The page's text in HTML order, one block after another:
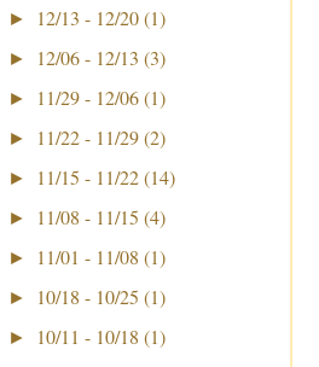
► 12/13 - 12/20 (1)
► 12/06 - 12/13 (3)
► 11/29 - 12/06 (1)
► 11/22 - 11/29 (2)
► 11/15 - 11/22 (14)
► 11/08 - 11/15 (4)
► 11/01 - 11/08 (1)
► 10/18 - 10/25 (1)
► 10/11 - 10/18 (1)